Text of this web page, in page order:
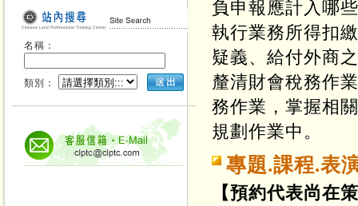
名稱：
類別：
負申報應計入哪
執行業務所得扣
疑義、給付外商
釐清財會稅務作
務作業，掌握相
規劃作業中。
專題.課程.表
【預約代表尚在